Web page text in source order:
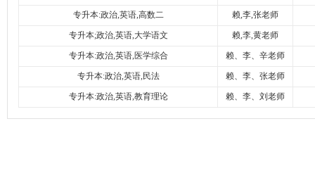
专升本:政治,英语,高数二 赖,李,张老师
专升本;政治,英语,大学语文 赖,李,黄老师
专升本:政治,英语,医学综合 赖、李、辛老师
专升本:政治,英语,民法 赖、李、张老师
专升本:政治,英语,教育理论 赖、李、刘老师